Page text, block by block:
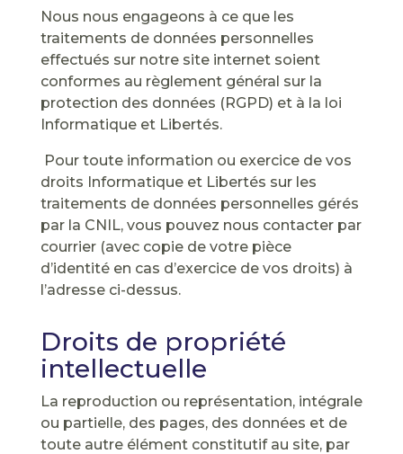
Nous nous engageons à ce que les
traitements de données personnelles
effectués sur notre site internet soient
conformes au règlement général sur la
protection des données (RGPD) et à la loi
Informatique et Libertés.
Pour toute information ou exercice de vos
droits Informatique et Libertés sur les
traitements de données personnelles gérés
par la CNIL, vous pouvez nous contacter par
courrier (avec copie de votre pièce
d’identité en cas d’exercice de vos droits) à
l’adresse ci-dessus.
Droits de propriété
intellectuelle
La reproduction ou représentation, intégrale
ou partielle, des pages, des données et de
toute autre élément constitutif au site, par